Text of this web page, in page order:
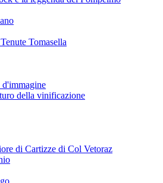
Tomasella
della vinificazione
di Cartizze di Col Vetoraz